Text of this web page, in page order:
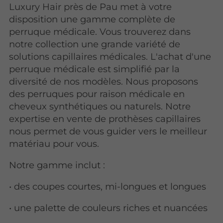
Luxury Hair près de Pau met à votre
disposition une gamme complète de
perruque médicale. Vous trouverez dans
notre collection une grande variété de
solutions capillaires médicales. L'achat d'une
perruque médicale est simplifié par la
diversité de nos modèles. Nous proposons
des perruques pour raison médicale en
cheveux synthétiques ou naturels. Notre
expertise en vente de prothèses capillaires
nous permet de vous guider vers le meilleur
matériau pour vous.
Notre gamme inclut :
• des coupes courtes, mi-longues et longues
• une palette de couleurs riches et nuancées